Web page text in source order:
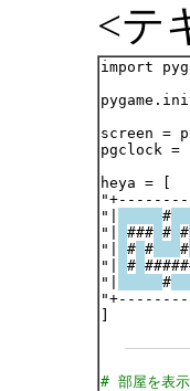
<テ
import
screen =
pgclock =
heya = [
"|
#
"|
### # #
"|
# # #
"|
#
"|
#
# 部屋を表示